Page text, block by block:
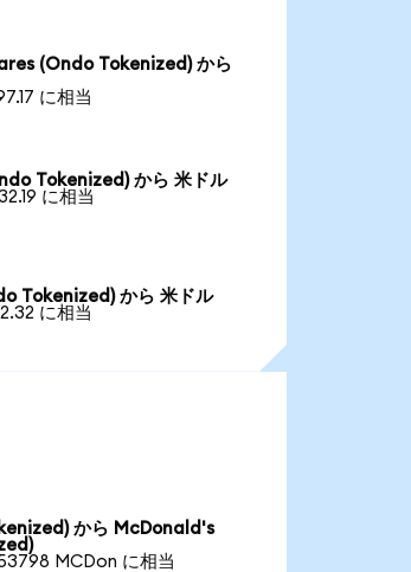
(Ondo Tokenized) から
に相当
Tokenized) から 米ドル
に相当
Tokenized) から 米ドル
に相当
から McDonald's
MCDon に相当